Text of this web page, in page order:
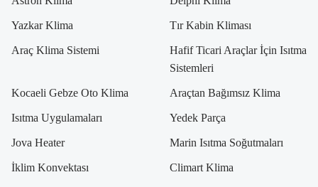
Yazkar Klima Tır Kabin Kliması
Araç Klima Sistemi
Hafif Ticari Araçlar İçin Isıtma
Sistemleri
Kocaeli Gebze Oto Klima Araçtan Bağımsız Klima
Isıtma Uygulamaları Yedek Parça
Jova Heater Marin Isıtma Soğutmaları
İklim Konvektası Climart Klima